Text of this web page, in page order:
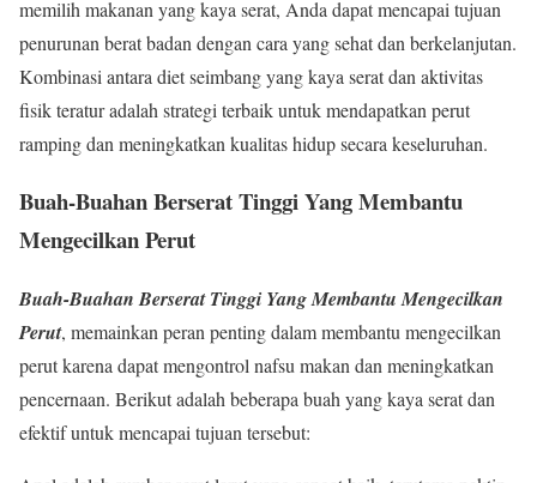
memilih makanan yang kaya serat, Anda dapat mencapai tujuan
penurunan berat badan dengan cara yang sehat dan berkelanjutan.
Kombinasi antara diet seimbang yang kaya serat dan aktivitas
fisik teratur adalah strategi terbaik untuk mendapatkan perut
ramping dan meningkatkan kualitas hidup secara keseluruhan.
Buah-Buahan Berserat Tinggi Yang Membantu
Mengecilkan Perut
Buah-Buahan Berserat Tinggi Yang Membantu Mengecilkan
Perut, memainkan peran penting dalam membantu mengecilkan
perut karena dapat mengontrol nafsu makan dan meningkatkan
pencernaan. Berikut adalah beberapa buah yang kaya serat dan
efektif untuk mencapai tujuan tersebut: